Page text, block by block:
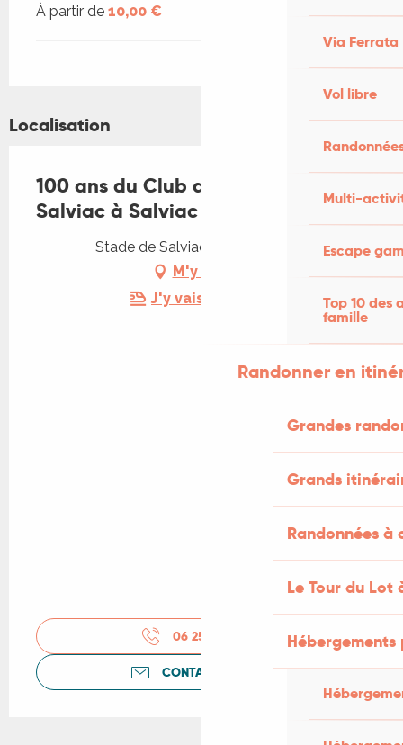
Via Ferrata
Vol libre
Multi-
Escape
Top 10 des
famille
Randonner en
Grandes
Grands
Randonnées
Le Tour du Lot
À partir de 10,00 €
Localisation
100 ans du Club d'Athlétisme de
Salviac à Salviac
Stade de Salviac, 46340 Salviac
M'y rendre
J'y vais en train !
06 25 15 41
CONTACTEZ-NOUS